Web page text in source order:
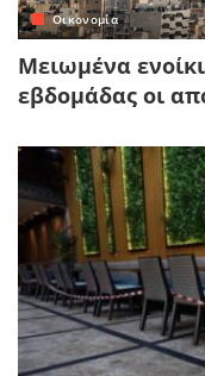
Οικονομία
Μειωμένα
εβδομάδας οι